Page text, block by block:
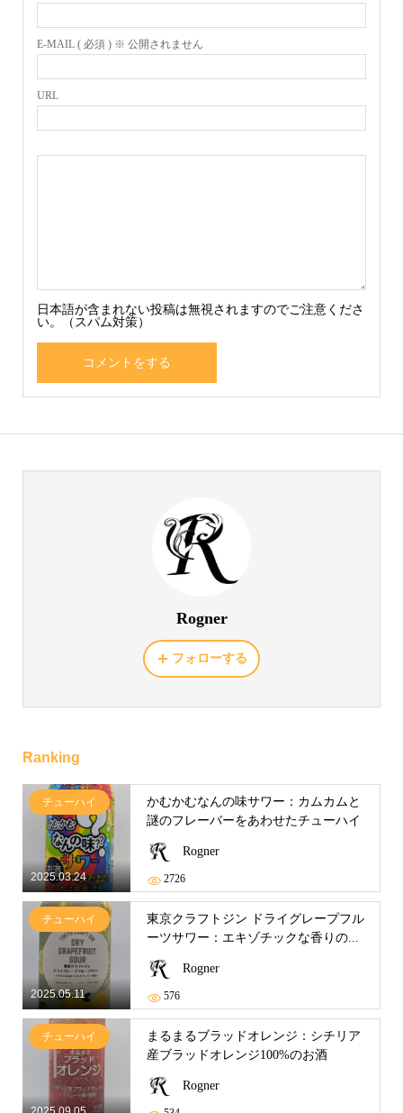
E-MAIL ( 必須 ) ※ 公開されません
URL
日本語が含まれない投稿は無視されますのでご注意くださ
い。（スパム対策）
Rogner
フォローする
Ranking
2025.03.24
チューハイ
かむかむなんの味サワー：カムカムと
謎のフレーバーをあわせたチューハイ
Rogner
2726
2025.05.11
チューハイ
東京クラフトジン ドライグレープフル
ーツサワー：エキゾチックな香りの...
Rogner
576
チューハイ
まるまるブラッドオレンジ：シチリア
産ブラッドオレンジ100%のお酒
Rogner